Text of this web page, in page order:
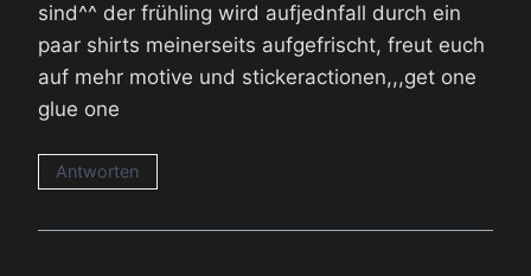
sind^^ der frühling wird aufjednfall durch ein
paar shirts meinerseits aufgefrischt, freut euch
auf mehr motive und stickeractionen,,,get one
glue one
Antworten